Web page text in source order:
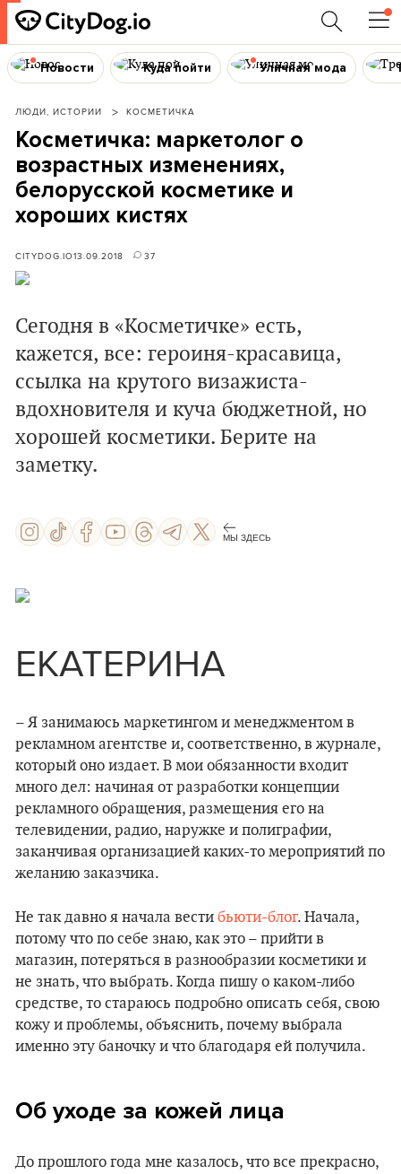
Новости Куда пойти Уличная мода
ЛЮДИ, ИСТОРИИ КОСМЕТИЧКА
Косметичка: маркетолог о
возрастных изменениях,
белорусской косметике и
хороших кистях
CITYDOG.IO13.09.2018 37
Сегодня в «Косметичке» есть,
кажется, все: героиня-красавица,
ссылка на крутого визажиста-
вдохновителя и куча бюджетной, но
хорошей косметики. Берите на
заметку.
МЫ ЗДЕСЬ
ЕКАТЕРИНА
– Я занимаюсь маркетингом и менеджментом в
рекламном агентстве и, соответственно, в журнале,
который оно издает. В мои обязанности входит
много дел: начиная от разработки концепции
рекламного обращения, размещения его на
телевидении, радио, наружке и полиграфии,
заканчивая организацией каких-то мероприятий по
желанию заказчика.
Не так давно я начала вести бьюти-блог. Начала,
потому что по себе знаю, как это – прийти в
магазин, потеряться в разнообразии косметики и
не знать, что выбрать. Когда пишу о каком-либо
средстве, то стараюсь подробно описать себя, свою
кожу и проблемы, объяснить, почему выбрала
именно эту баночку и что благодаря ей получила.
Об уходе за кожей лица
До прошлого года мне казалось, что все прекрасно,